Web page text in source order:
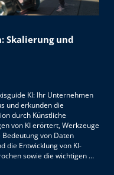
Skalierung und
KI: Ihr Unternehmen
und erkunden die
durch Künstliche
von KI erörtert, Werkzeuge
von Daten
die Entwicklung von KI-
sowie die wichtigen …